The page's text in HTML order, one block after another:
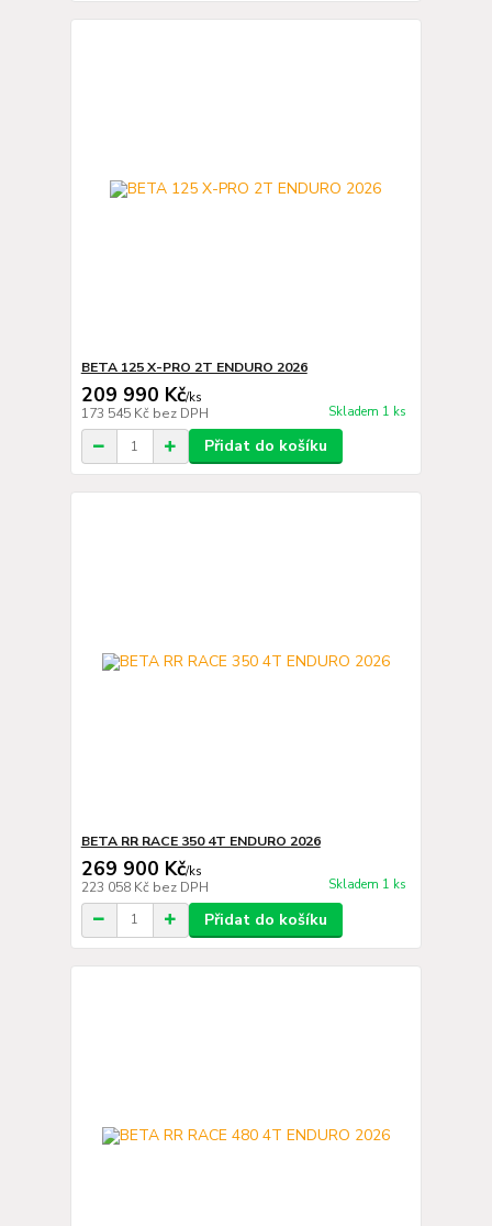
BETA 125 X-PRO 2T ENDURO 2026
209 990 Kč/ks
173 545 Kč bez DPH Skladem 1 ks
Přidat do košíku
BETA RR RACE 350 4T ENDURO 2026
269 900 Kč/ks
223 058 Kč bez DPH Skladem 1 ks
Přidat do košíku